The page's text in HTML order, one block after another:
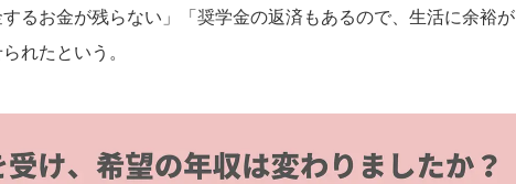
るお金が残らない」「奨学金の返済もあるので、生活に余裕が
れたという。